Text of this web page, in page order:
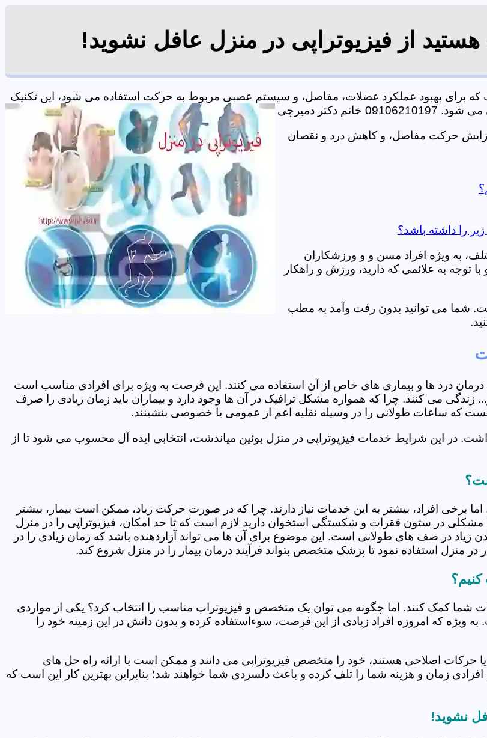
از فیزیوتراپی در منزل عافل نشوید!
که برای بهبود عملکرد عضلات، مفاصل، و سیستم عصبی مربوط به حرکت استفاده می شود، این تکنیک
دکتر دمیرچی
حرکت مفاصل، و کاهش درد و نقصان
را داشته باشد؟
به ویژه افراد مسن و و ورزشکاران
توجه به علائمی که دارید، ورزش و راهکار
شما می توانید بدون رفت وآمد به مطب
درمان درد ها و بیماری های خاص از آن استفاده می کنند. این فرصت به ویژه برای افرادی مناسب است
می کنند. چرا که همواره مشکل ترافیک در آن ها وجود دارد و بیماران باید زمان زیادی را صرف
که ساعات طولانی را در وسیله نقلیه اعم از عمومی یا خصوصی بنشینند.
در این شرایط خدمات فیزیوتراپی در منزل بوئین میاندشت، انتخابی ایده آل محسوب می شود تا از
برخی افراد، بیشتر به این خدمات نیاز دارند. چرا که در صورت حرکت زیاد، ممکن است بیمار، بیشتر
در ستون فقرات و شکستگی استخوان دارید لازم است که تا حد امکان، فیزیوتراپی را در منزل
زیاد در صف های طولانی است. این موضوع برای آن ها می تواند آزاردهنده باشد که زمان زیادی را در
منزل استفاده نمود تا پزشک متخصص بتواند فرآیند درمان بیمار را در منزل شروع کند.
شما کمک کنند. اما چگونه می توان یک متخصص و فیزیوتراپ مناسب را انتخاب کرد؟ یکی از مواردی
ویژه که امروزه افراد زیادی از این فرصت، سوءاستفاده کرده و بدون دانش در این زمینه خود را
یا حرکات اصلاحی هستند، خود را متخصص فیزیوتراپی می دانند و ممکن است با ارائه راه حل های
زمان و هزینه شما را تلف کرده و باعث دلسردی شما خواهند شد؛ بنابراین بهترین کار این است که
نشوید!